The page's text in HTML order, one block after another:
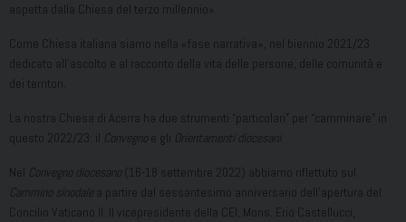
aspetta dalla Chiesa del terzo millennio».
Come Chiesa italiana siamo nella «fase narrativa», nel biennio 2021/23
dedicato all’ascolto e al racconto della vita delle persone, delle comunità e
dei territori.
La nostra Chiesa di Acerra ha due strumenti “particolari” per “camminare” in
questo 2022/23: il Convegno e gli Orientamenti diocesani
Nel Convegno diocesano (16-18 settembre 2022) abbiamo riflettuto sul
Cammino sinodale
a partire dal sessantesimo anniversario dell’apertura del
Concilio Vaticano II. Il vicepresidente della CEI, Mons. Erio Castellucci,